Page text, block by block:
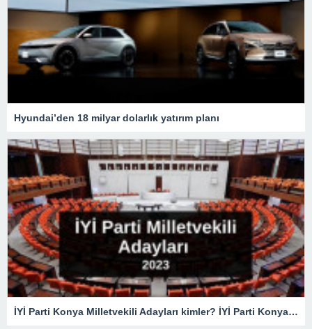
Hyundai’den 18 milyar dolarlık yatırım planı
İYİ Parti Konya Milletvekili Adayları kimler? İYİ Parti Konya Milletvekili Adayları belli oldu mu? İYİ Parti 2023 Konya Milletvekili Adayları!